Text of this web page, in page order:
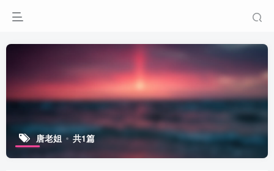
唐老姐 共1篇